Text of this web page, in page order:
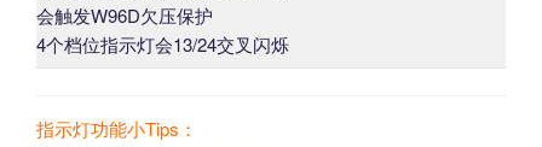
会触发W96D欠压保护
4个档位指示灯会13/24交叉闪烁
指示灯功能小Tips：